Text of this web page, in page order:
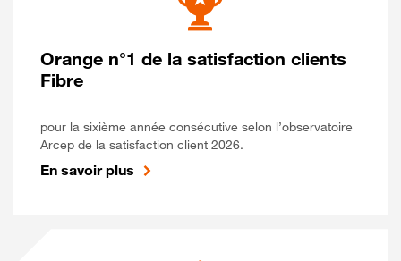
Orange n°1 de la satisfaction clients
Fibre
pour la sixième année consécutive selon l’observatoire
Arcep de la satisfaction client 2026.
En savoir plus